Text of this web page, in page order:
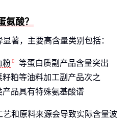
氨酸？
著，主要高含量类别包括：
粉
等蛋白质副产品含量突出
籽粕等油料加工副产品次之
品具有特殊氨基酸谱
和原料来源会导致实际含量波